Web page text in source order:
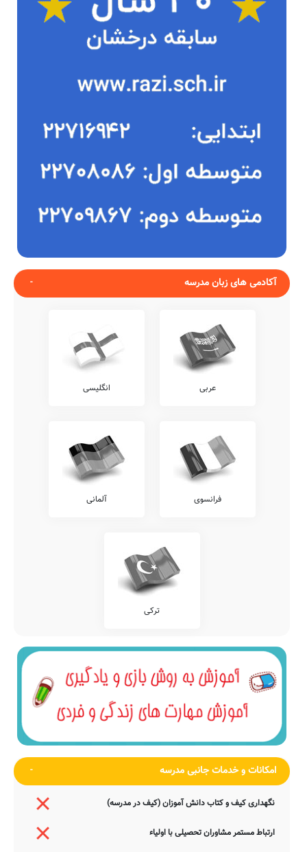
آکادمی های زبان مدرسه
عربی انگلیسی
فرانسوی آلمانی
ترکی
امکانات و خدمات جانبی مدرسه
نگهداری کیف و کتاب دانش آموزان (کیف در مدرسه)
ارتباط مستمر مشاوران تحصیلی با اولیاء